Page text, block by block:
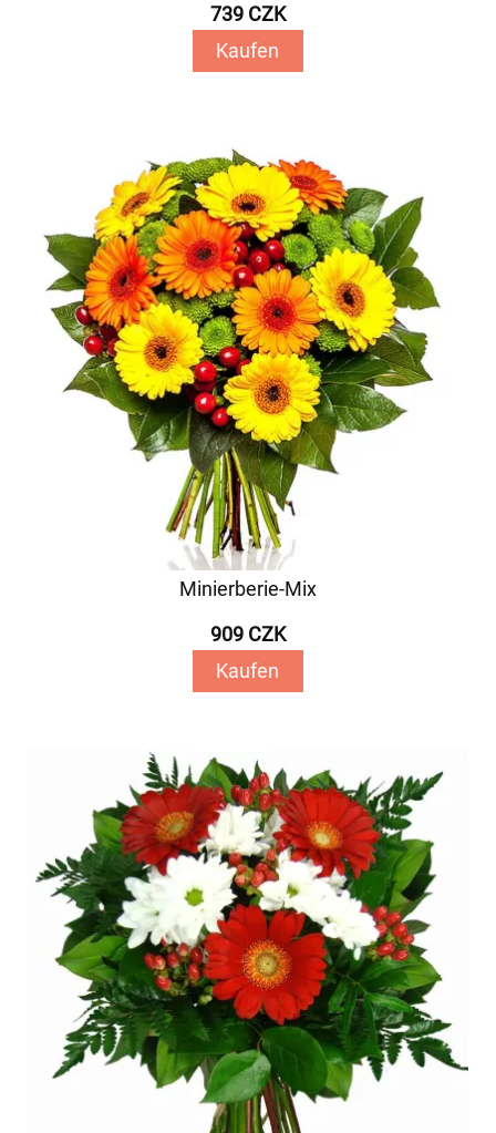
739 CZK
Kaufen
Minierberie-Mix
909 CZK
Kaufen